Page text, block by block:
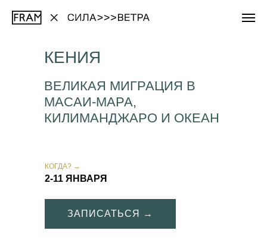
КЕНИЯ
ЗАПИСАТЬСЯ →
2-11 ЯНВАРЯ
КОГДА? →
ВЕЛИКАЯ МИГРАЦИЯ В
МАСАИ-МАРА,
КИЛИМАНДЖАРО И ОКЕАН